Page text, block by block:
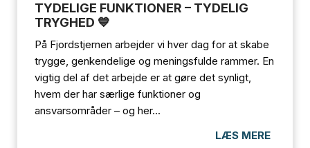
TYDELIGE FUNKTIONER – TYDELIG
TRYGHED 💙
På Fjordstjernen arbejder vi hver dag for at skabe
trygge, genkendelige og meningsfulde rammer. En
vigtig del af det arbejde er at gøre det synligt,
hvem der har særlige funktioner og
ansvarsområder – og her...
LÆS MERE